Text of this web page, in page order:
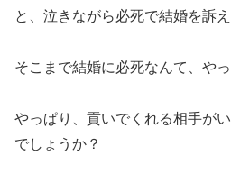
と、泣きながら必死で結婚を訴え
そこまで結婚に必死なんて、や
やっぱり、貢いでくれる相手が
でしょうか？